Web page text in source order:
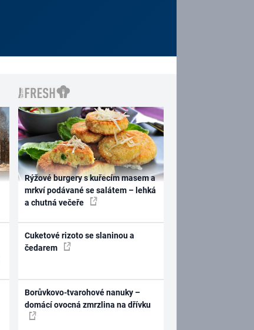
Rýžové burgery s kuřecím masem a
mrkví podávané se salátem – lehká
a chutná večeře
Cuketové rizoto se slaninou a
čedarem
Borůvkovo-tvarohové nanuky –
domácí ovocná zmrzlina na dřívku